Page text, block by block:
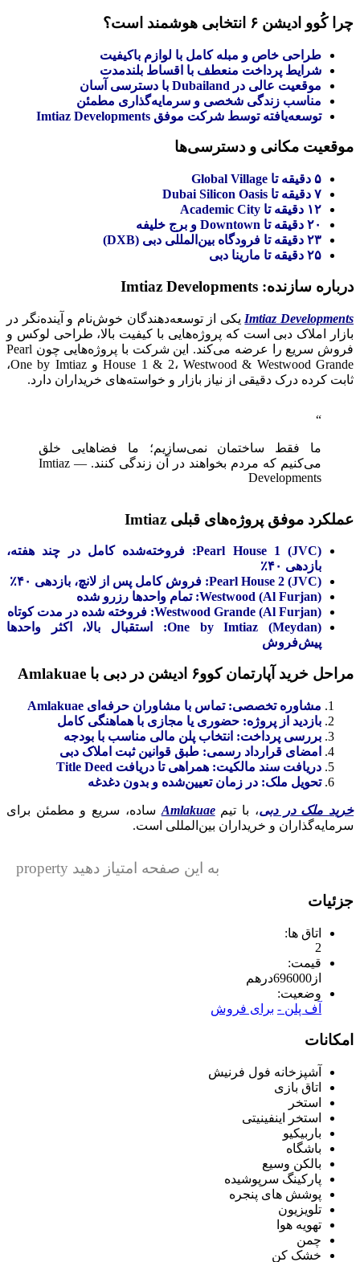
چرا کُوو ادیشن ۶ انتخابی هوشمند است؟
طراحی خاص و مبله کامل با لوازم باکیفیت
شرایط پرداخت منعطف با اقساط بلندمدت
موقعیت عالی در Dubailand با دسترسی آسان
مناسب زندگی شخصی و سرمایه‌گذاری مطمئن
توسعه‌یافته توسط شرکت موفق Imtiaz Developments
موقعیت مکانی و دسترسی‌ها
۵ دقیقه تا Global Village
۷ دقیقه تا Dubai Silicon Oasis
۱۲ دقیقه تا Academic City
۲۰ دقیقه تا Downtown و برج خلیفه
۲۳ دقیقه تا فرودگاه بین‌المللی دبی (DXB)
۲۵ دقیقه تا مارینا دبی
درباره سازنده: Imtiaz Developments
Imtiaz Developments یکی از توسعه‌دهندگان خوش‌نام و آینده‌نگر در
بازار املاک دبی است که پروژه‌هایی با کیفیت بالا، طراحی لوکس و
فروش سریع را عرضه می‌کند. این شرکت با پروژه‌هایی چون Pearl
House 1 & 2، Westwood & Westwood Grande و One by Imtiaz،
ثابت کرده درک دقیقی از نیاز بازار و خواسته‌های خریداران دارد.
ما فقط ساختمان نمی‌سازیم؛ ما فضاهایی خلق
می‌کنیم که مردم بخواهند در آن زندگی کنند. — Imtiaz
Developments
عملکرد موفق پروژه‌های قبلی Imtiaz
Pearl House 1 (JVC): فروخته‌شده کامل در چند هفته،
بازدهی ۴۰٪
Pearl House 2 (JVC): فروش کامل پس از لانچ، بازدهی ۴۰٪
Westwood (Al Furjan): تمام واحدها رزرو شده
Westwood Grande (Al Furjan): فروخته شده در مدت کوتاه
One by Imtiaz (Meydan): استقبال بالا، اکثر واحدها
پیش‌فروش
مراحل خرید آپارتمان کوو۶ ادیشن در دبی با Amlakuae
مشاوره تخصصی: تماس با مشاوران حرفه‌ای Amlakuae
بازدید از پروژه: حضوری یا مجازی با هماهنگی کامل
بررسی پرداخت: انتخاب پلن مالی مناسب با بودجه
امضای قرارداد رسمی: طبق قوانین ثبت املاک دبی
دریافت سند مالکیت: همراهی تا دریافت Title Deed
تحویل ملک: در زمان تعیین‌شده و بدون دغدغه
خرید ملک در دبی، با تیمAmlakuae ساده، سریع و مطمئن برای
سرمایه‌گذاران و خریداران بین‌المللی است.
به این صفحه امتیاز دهید property
جزئیات
اتاق ها:
2
قیمت:
از 696000درهم
وضعیت:
آف پلن - برای فروش
امکانات
آشپزخانه فول فرنیش
اتاق بازی
استخر
استخر اینفینیتی
باربیکیو
باشگاه
بالکن وسیع
پارکینگ سرپوشیده
پوشش های پنجره
تلویزیون
تهویه هوا
چمن
خشک کن